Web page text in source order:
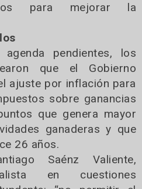
para mejorar la
pendientes, los
que el Gobierno
ajuste por inflación para
sobre ganancias
que genera mayor
ganaderas y que
26 años.
Saénz Valiente,
en cuestiones